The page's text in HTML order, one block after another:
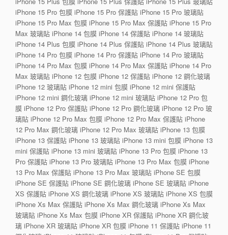
iPhone 15 Pro 包膜 iPhone 15 Pro 保護貼 iPhone 15 Pro 玻璃貼
iPhone 15 Pro Max 包膜 iPhone 15 Pro Max 保護貼 iPhone 15 Pro
Max 玻璃貼 iPhone 14 包膜 iPhone 14 保護貼 iPhone 14 玻璃貼
iPhone 14 Plus 包膜 iPhone 14 Plus 保護貼 iPhone 14 Plus 玻璃貼
iPhone 14 Pro 包膜 iPhone 14 Pro 保護貼 iPhone 14 Pro 玻璃貼
iPhone 14 Pro Max 包膜 iPhone 14 Pro Max 保護貼 iPhone 14 Pro
Max 玻璃貼 iPhone 12 包膜 iPhone 12 保護貼 iPhone 12 鋼化玻璃
iPhone 12 玻璃貼 iPhone 12 mini 包膜 iPhone 12 mini 保護貼
iPhone 12 mini 鋼化玻璃 iPhone 12 mini 玻璃貼 iPhone 12 Pro 包
膜 iPhone 12 Pro 保護貼 iPhone 12 Pro 鋼化玻璃 iPhone 12 Pro 玻
璃貼 iPhone 12 Pro Max 包膜 iPhone 12 Pro Max 保護貼 iPhone
12 Pro Max 鋼化玻璃 iPhone 12 Pro Max 玻璃貼 iPhone 13 包膜
iPhone 13 保護貼 iPhone 13 玻璃貼 iPhone 13 mini 包膜 iPhone 13
mini 保護貼 iPhone 13 mini 玻璃貼 iPhone 13 Pro 包膜 iPhone 13
Pro 保護貼 iPhone 13 Pro 玻璃貼 iPhone 13 Pro Max 包膜 iPhone
13 Pro Max 保護貼 iPhone 13 Pro Max 玻璃貼 iPhone SE 包膜
iPhone SE 保護貼 iPhone SE 鋼化玻璃 iPhone SE 玻璃貼 iPhone
XS 保護貼 iPhone XS 鋼化玻璃 iPhone XS 玻璃貼 iPhone XS 包膜
iPhone Xs Max 保護貼 iPhone Xs Max 鋼化玻璃 iPhone Xs Max
玻璃貼 iPhone Xs Max 包膜 iPhone XR 保護貼 iPhone XR 鋼化玻
璃 iPhone XR 玻璃貼 iPhone XR 包膜 iPhone 11 保護貼 iPhone 11